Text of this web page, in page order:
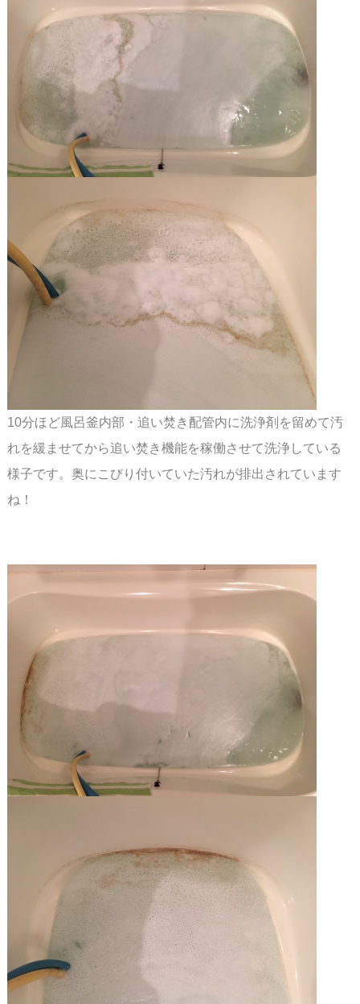
10分ほど風呂釜内部・追い焚き配管内に洗浄剤を留めて汚
れを緩ませてから追い焚き機能を稼働させて洗浄している
様子です。奥にこびり付いていた汚れが排出されています
ね！